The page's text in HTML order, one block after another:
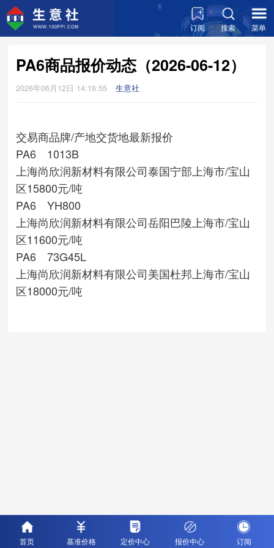
订阅 搜索 菜单
PA6商品报价动态（2026-06-12）
2026年06月12日 14:16:55 生意社
交易商品牌/产地交货地最新报价
PA6 1013B
上海尚欣润新材料有限公司泰国宁部 上海市/宝山
区15800元/吨
PA6 YH800
上海尚欣润新材料有限公司岳阳巴陵 上海市/宝山
区11600元/吨
PA6 73G45L
上海尚欣润新材料有限公司美国杜邦 上海市/宝山
区18000元/吨
首页 基准价格 定价中心 报价中心 订阅